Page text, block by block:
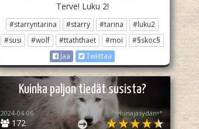
Terve! Luku 2!
#starryntarina #starry #tarina
#luku2
#susi
#wolf #ttaththaet #moi
#§skoc§
Jaa
Twiittaa
Kuinka paljon tiedät susista?
172
2024-04-06 °•Hunajasydän•°